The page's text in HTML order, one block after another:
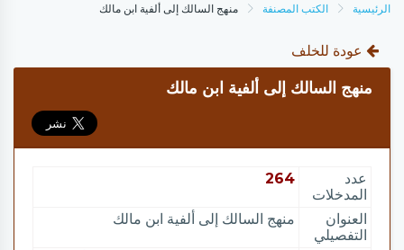
الرئيسية الكتب المصنفة منهج السالك إلى ألفية ابن مالك
عودة للخلف
منهج السالك إلى ألفية ابن مالك
عدد
المدخلات
264
العنوان
التفصيلي
منهج السالك إلى ألفية ابن مالك